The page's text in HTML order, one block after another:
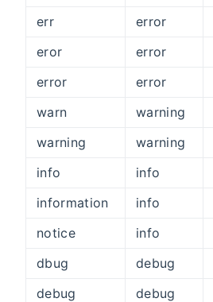
err
error
eror
error
error
error
warn
warning
warning
warning
info
info
information
info
notice
info
dbug
debug
debug
debug